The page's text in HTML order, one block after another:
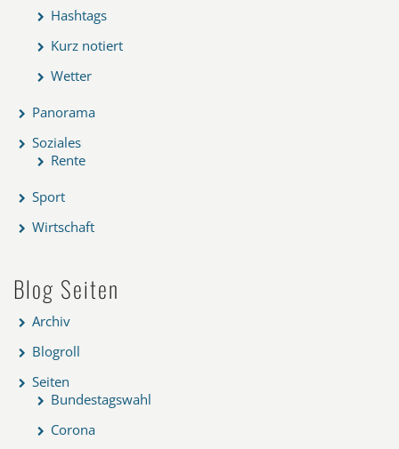
Hashtags
Kurz notiert
Wetter
Panorama
Soziales
Rente
Sport
Wirtschaft
Blog Seiten
Archiv
Blogroll
Seiten
Bundestagswahl
Corona